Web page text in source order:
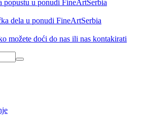
popustu u ponudi FineArtSerbia
dela u ponudi FineArtSerbia
možete doći do nas ili nas kontakirati